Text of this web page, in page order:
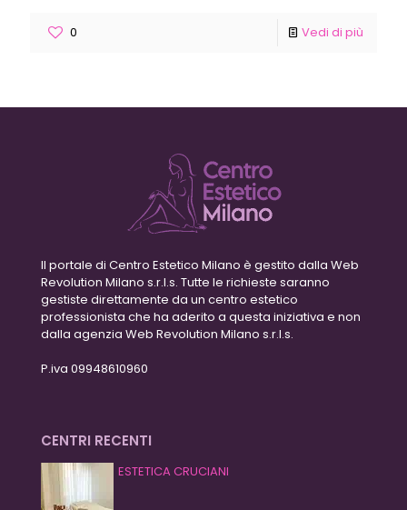
0 Vedi di più
Il portale di Centro Estetico Milano è gestito dalla Web
Revolution Milano s.r.l.s. Tutte le richieste saranno
gestiste direttamente da un centro estetico
professionista che ha aderito a questa iniziativa e non
dalla agenzia Web Revolution Milano s.r.l.s.
P.iva 09948610960
CENTRI RECENTI
ESTETICA CRUCIANI